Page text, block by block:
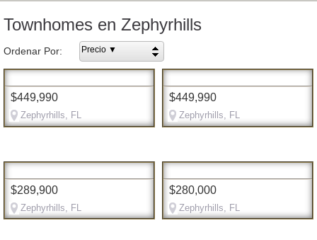
Townhomes en Zephyrhills
Ordenar Por: Precio ▼
$449,990
Zephyrhills, FL
$449,990
Zephyrhills, FL
$289,900
Zephyrhills, FL
$280,000
Zephyrhills, FL